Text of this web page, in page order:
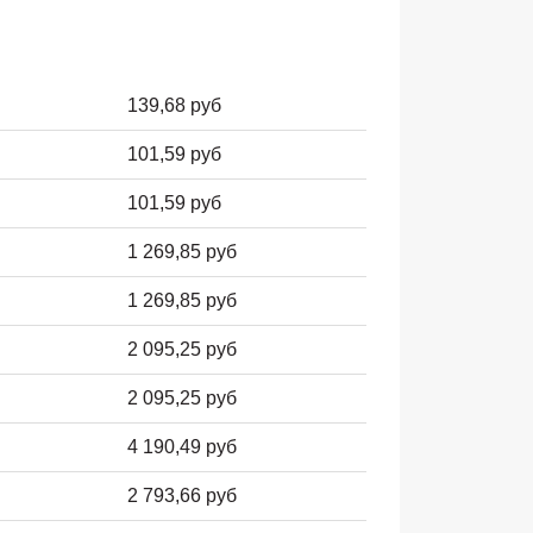
139,68 руб
101,59 руб
101,59 руб
1 269,85 руб
1 269,85 руб
2 095,25 руб
2 095,25 руб
4 190,49 руб
2 793,66 руб